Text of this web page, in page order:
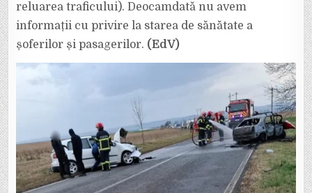
reluarea traficului). Deocamdată nu avem
informații cu privire la starea de sănătate a
șoferilor și pasagerilor. (EdV)